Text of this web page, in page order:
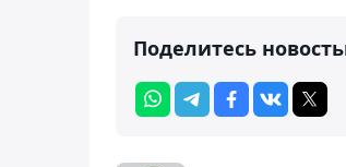
Поделитесь